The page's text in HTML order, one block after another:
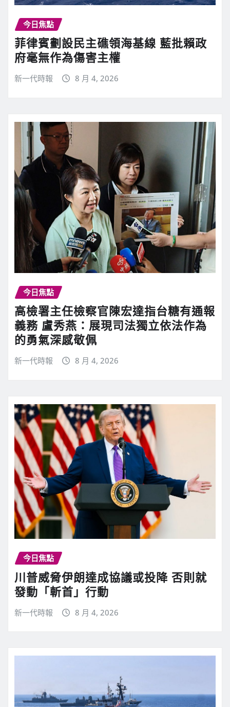
今日焦點
菲律賓劃設民主礁領海基線 藍批賴政
府毫無作為傷害主權
新一代時報 8 月 4, 2026
今日焦點
高檢署主任檢察官陳宏達指台糖有通報
義務 盧秀燕：展現司法獨立依法作為
的勇氣深感敬佩
新一代時報 8 月 4, 2026
今日焦點
川普威脅伊朗達成協議或投降 否則就
發動「斬首」行動
新一代時報 8 月 4, 2026